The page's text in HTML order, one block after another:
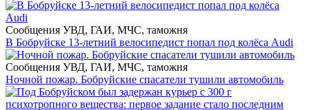
Сообщения УВД, ГАИ, МЧС, таможня
В Бобруйске 13-летний велосипедист попал под колёса Audi
Сообщения УВД, ГАИ, МЧС, таможня
Ночной пожар. Бобруйские спасатели тушили автомобиль